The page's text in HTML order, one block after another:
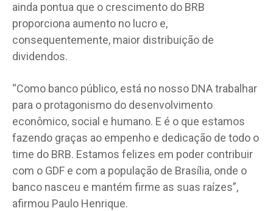
ainda pontua que o crescimento do BRB
proporciona aumento no lucro e,
consequentemente, maior distribuição de
dividendos.
“Como banco público, está no nosso DNA trabalhar
para o protagonismo do desenvolvimento
econômico, social e humano. E é o que estamos
fazendo graças ao empenho e dedicação de todo o
time do BRB. Estamos felizes em poder contribuir
com o GDF e com a população de Brasília, onde o
banco nasceu e mantém firme as suas raízes”,
afirmou Paulo Henrique.